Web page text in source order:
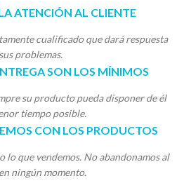
ATENCIÓN AL CLIENTE
cualificado que dará respuesta
problemas.
SON LOS MÍNIMOS
su producto pueda disponer de él
tiempo posible.
CON LOS PRODUCTOS
lo que vendemos. No abandonamos al
ningún momento.